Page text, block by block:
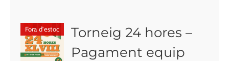
Fora d'estoc
Torneig 24 hores –
Pagament equip